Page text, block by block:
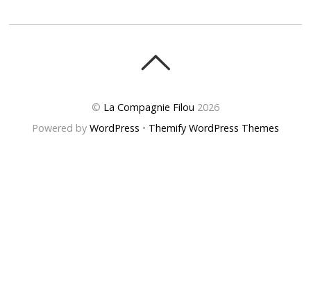
© La Compagnie Filou 2026
Powered by WordPress • Themify WordPress Themes